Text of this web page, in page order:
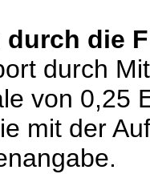
die
durch
von 0,25
mit der